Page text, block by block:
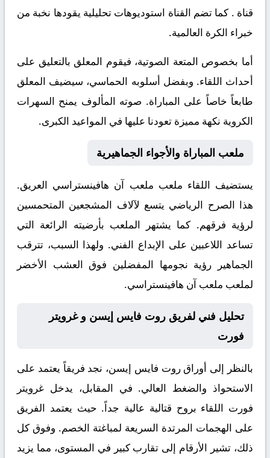
قناة . كما تضم القناة استوديوهات تحليلية يقودها نخبة من
خبراء الكرة العالمية.
أما بخصوص المتعة الصوتية، فيقوم المعلق بالتعليق على
أحداث اللقاء. وبفضل أسلوبه الحماسي، سيضيف المعلق
طابعاً خاصاً على المباراة. صوته المألوف يمنح السهرات
الكروية نكهة مميزة تعودنا عليها في المواعيد الكبرى.
ملعب المباراة والأجواء الجماهيرية
يستضيف اللقاء ملعب ملعب آن هافينستراسي العريق.
هذا الصرح الرياضي يتسع لآلاف المشجعين المتحمسين
لرؤية فرقهم. كما يشتهر الملعب بأرضيته الرائعة التي
تساعد اللاعبين على الإبداع الفني. ولهذا السبب، تترقب
الجماهير رؤية نجومها المفضلين فوق العشب الأخضر
لملعب ملعب آن هافينستراسي.
تحليل فني لفريق روت فايس إيسن و غرويتر
فورت
بالنظر إلى أوراقروت فايس إيسن، نجد فريقاً يعتمد على
الاستحواذ والضغط العالي. في المقابل، يدخل غرويتر
فورت اللقاء بروح قتالية عالية جداً. حيث يعتمد الفريق
على الهجمات المرتدة السريعة لمباغتة الخصم. وفوق كل
ذلك، تشير الأرقام إلى تقارب كبير في المستوى، مما يزيد